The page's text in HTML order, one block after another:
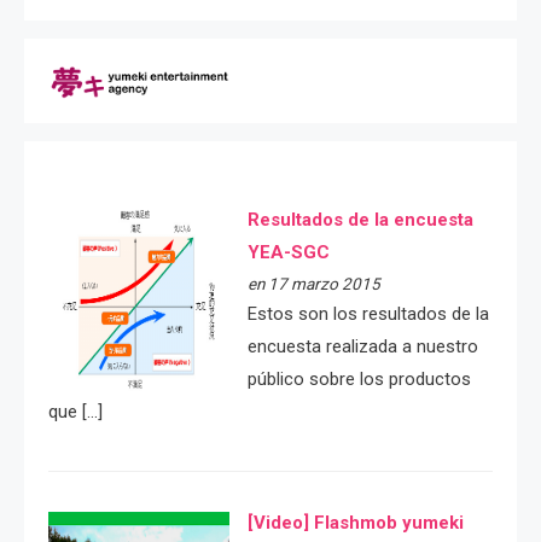
Resultados de la encuesta
YEA-SGC
en 17 marzo 2015
Estos son los resultados de la
encuesta realizada a nuestro
público sobre los productos
que […]
[Video] Flashmob yumeki